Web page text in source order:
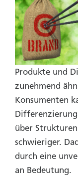
Produkte und
zunehmend
Konsumenten
Differenzierung
über
schwieriger.
durch eine
an Bedeutung.